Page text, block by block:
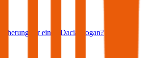
für einen Dacia Logan?